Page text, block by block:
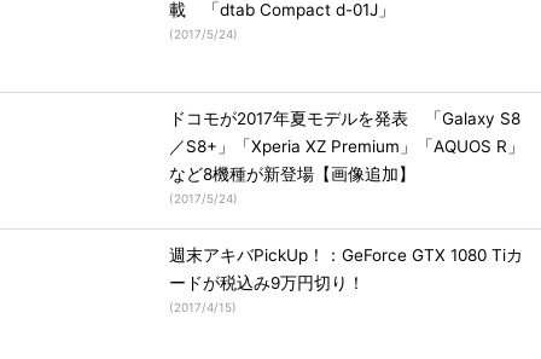
載 「dtab Compact d-01J」
(2017/5/24)
ドコモが2017年夏モデルを発表 「Galaxy S8
／S8+」「Xperia XZ Premium」「AQUOS R」
など8機種が新登場【画像追加】
(2017/5/24)
週末アキバPickUp！：GeForce GTX 1080 Tiカ
ードが税込み9万円切り！
(2017/4/15)